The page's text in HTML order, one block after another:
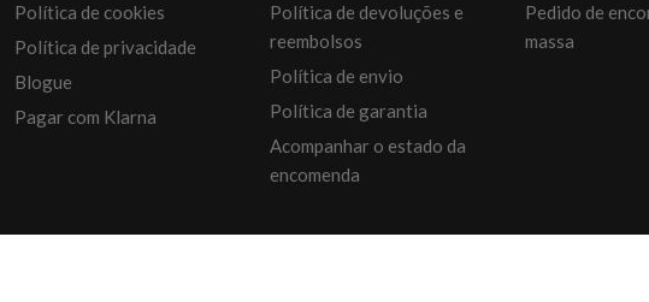
Política de cookies
Política de privacidade
Blogue
Pagar com Klarna
Política de devoluções e
reembolsos
Política de envio
Política de garantia
Acompanhar o estado da
encomenda
Pedido de
massa